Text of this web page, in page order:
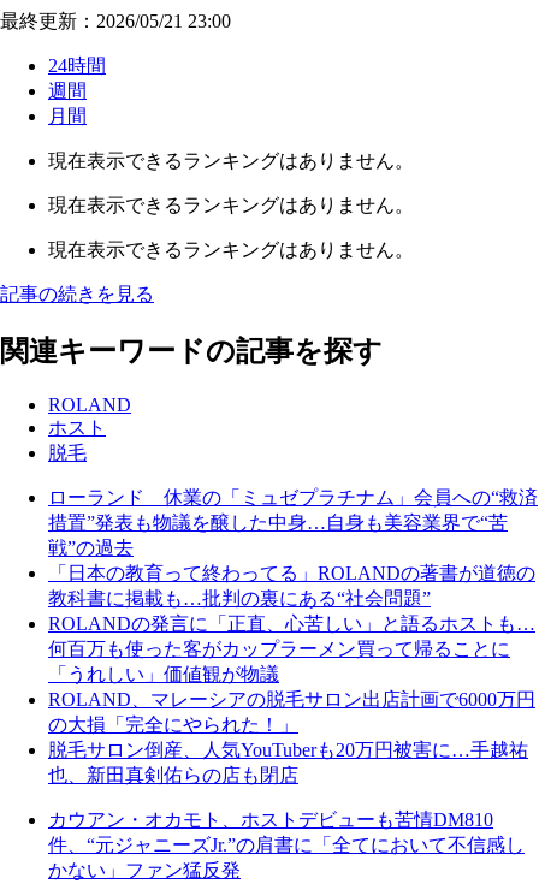
最終更新：2026/05/21 23:00
24時間
週間
月間
現在表示できるランキングはありません。
現在表示できるランキングはありません。
現在表示できるランキングはありません。
記事の続きを見る
関連キーワードの記事を探す
ROLAND
ホスト
脱毛
ローランド 休業の「ミュゼプラチナム」会員への“救済
措置”発表も物議を醸した中身…自身も美容業界で“苦
戦”の過去
「日本の教育って終わってる」ROLANDの著書が道徳の
教科書に掲載も…批判の裏にある“社会問題”
ROLANDの発言に「正直、心苦しい」と語るホストも…
何百万も使った客がカップラーメン買って帰ることに
「うれしい」価値観が物議
ROLAND、マレーシアの脱毛サロン出店計画で6000万円
の大損「完全にやられた！」
脱毛サロン倒産、人気YouTuberも20万円被害に…手越祐
也、新田真剣佑らの店も閉店
カウアン・オカモト、ホストデビューも苦情DM810
件、“元ジャニーズJr.”の肩書に「全てにおいて不信感し
かない」ファン猛反発